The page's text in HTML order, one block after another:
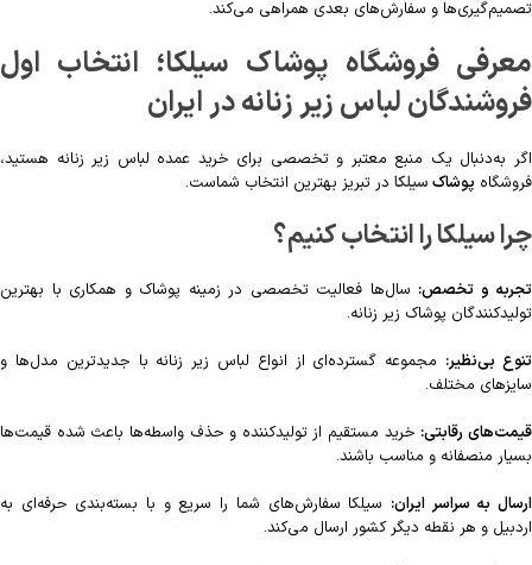
تصمیم‌گیری‌ها و سفارش‌های بعدی همراهی می‌کند.
معرفی فروشگاه پوشاک سیلکا؛ انتخاب اول
فروشندگان لباس زیر زنانه در ایران
اگر به‌دنبال یک منبع معتبر و تخصصی برای خرید عمده لباس زیر زنانه هستید،
فروشگاه پوشاک سیلکا در تبریز بهترین انتخاب شماست.
چرا سیلکا را انتخاب کنیم؟
تجربه و تخصص: سال‌ها فعالیت تخصصی در زمینه پوشاک و همکاری با بهترین
تولیدکنندگان پوشاک زیر زنانه.
تنوع بی‌نظیر: مجموعه گسترده‌ای از انواع لباس زیر زنانه با جدیدترین مدل‌ها و
سایزهای مختلف.
قیمت‌های رقابتی: خرید مستقیم از تولیدکننده و حذف واسطه‌ها باعث شده قیمت‌ها
بسیار منصفانه و مناسب باشند.
ارسال به سراسر ایران: سیلکا سفارش‌های شما را سریع و با بسته‌بندی حرفه‌ای به
اردبیل و هر نقطه دیگر کشور ارسال می‌کند.